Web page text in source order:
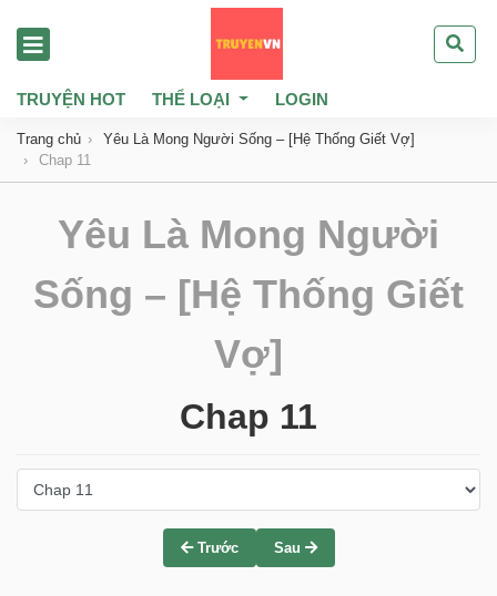
TRUYỆN HOT THỂ LOẠI LOGIN
Trang chủ
Yêu Là Mong Người Sống – [Hệ Thống Giết Vợ]
Chap 11
Yêu Là Mong Người
Sống – [Hệ Thống Giết
Vợ]
Chap 11
Trước Sau